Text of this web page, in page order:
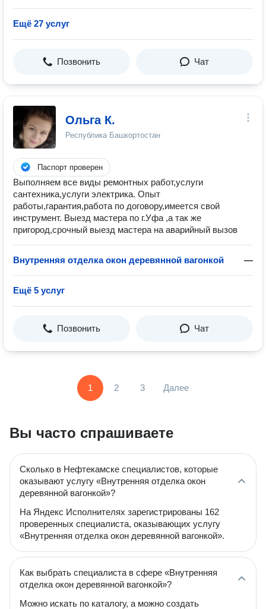
Ещё 27 услуг
Позвонить Чат
Ольга К.
Республика Башкортостан
Паспорт проверен
Выполняем все виды ремонтных работ,услуги
сантехника,услуги электрика. Опыт
работы,гарантия,работа по договору,имеется свой
инструмент. Выезд мастера по г.Уфа ,а так же
пригород,срочный выезд мастера на аварийный вызов
Внутренняя отделка окон деревянной вагонкой —
Ещё 5 услуг
Позвонить Чат
1 2 3 Далее
Вы часто спрашиваете
Сколько в Нефтекамске специалистов, которые
оказывают услугу «Внутренняя отделка окон
деревянной вагонкой»?
На Яндекс Исполнителях зарегистрированы 162
проверенных специалиста, оказывающих услугу
«Внутренняя отделка окон деревянной вагонкой».
Как выбрать специалиста в сфере «Внутренняя
отделка окон деревянной вагонкой»?
Можно искать по каталогу, а можно создать